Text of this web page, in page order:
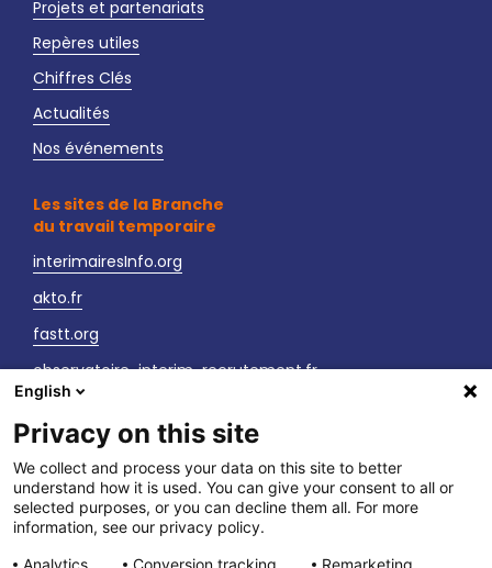
Projets et partenariats
Repères utiles
Chiffres Clés
Actualités
Nos événements
Les sites de la Branche
du travail temporaire
interimairesInfo.org
akto.fr
fastt.org
observatoire-interim-recrutement.fr
sante-securite-interim.fr
Nous contacter
LinkedIn
Vos interlocuteurs
English
Privacy on this site
We collect and process your data on this site to better
understand how it is used. You can give your consent to all or
selected purposes, or you can decline them all. For more
information, see our privacy policy.
Analytics
Conversion tracking Remarketing